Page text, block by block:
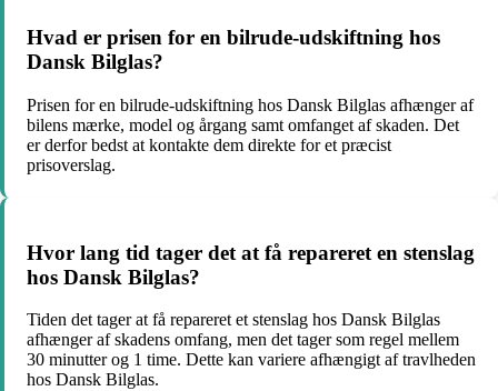
Hvad er prisen for en bilrude-udskiftning hos
Dansk Bilglas?
Prisen for en bilrude-udskiftning hos Dansk Bilglas afhænger af
bilens mærke, model og årgang samt omfanget af skaden. Det
er derfor bedst at kontakte dem direkte for et præcist
prisoverslag.
Hvor lang tid tager det at få repareret en stenslag
hos Dansk Bilglas?
Tiden det tager at få repareret et stenslag hos Dansk Bilglas
afhænger af skadens omfang, men det tager som regel mellem
30 minutter og 1 time. Dette kan variere afhængigt af travlheden
hos Dansk Bilglas.